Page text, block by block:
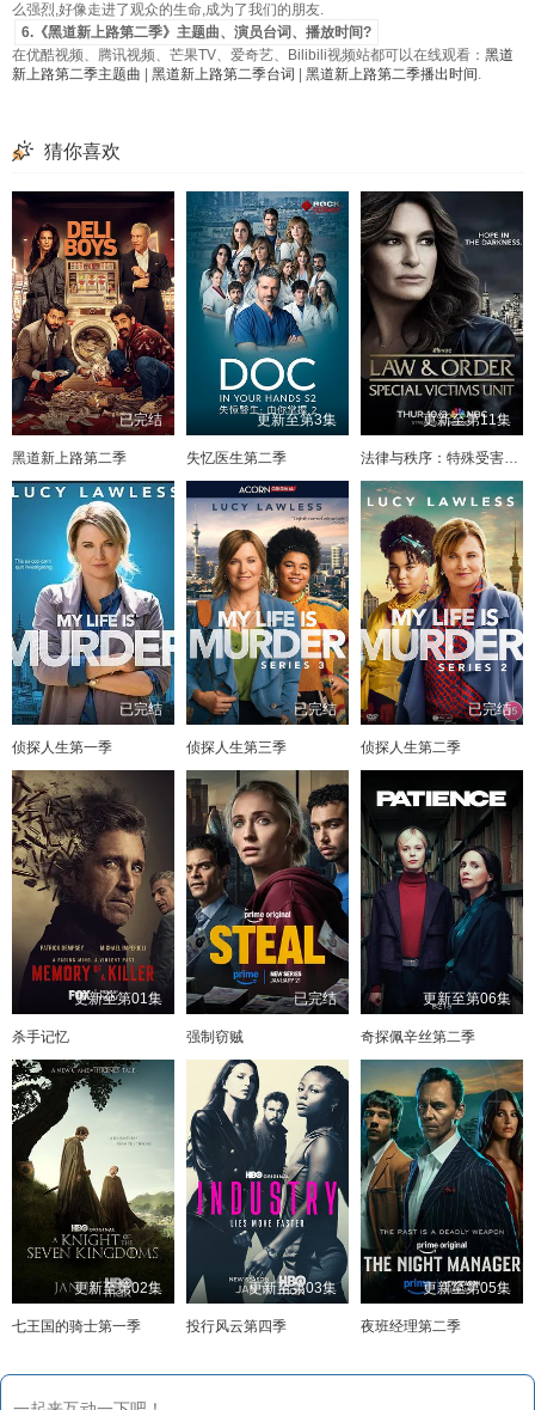
么强烈,好像走进了观众的生命,成为了我们的朋友.
6.《黑道新上路第二季》主题曲、演员台词、播放时间?
在优酷视频、腾讯视频、芒果TV、爱奇艺、Bilibili视频站都可以在线观看： 黑道
新上路第二季主题曲
黑道新上路第二季台词 黑道新上路第二季播出时间 .
猜你喜欢
已完结
黑道新上路第二季
更新至第3集
失忆医生第二季
更新至第11集
法律与秩序：特殊受害者第二十七季
已完结
侦探人生第一季
已完结
侦探人生第三季
已完结
侦探人生第二季
更新至第01集
杀手记忆
已完结
强制窃贼
更新至第06集
奇探佩辛丝第二季
更新至第02集
七王国的骑士第一季
更新至第03集
投行风云第四季
更新至第05集
夜班经理第二季